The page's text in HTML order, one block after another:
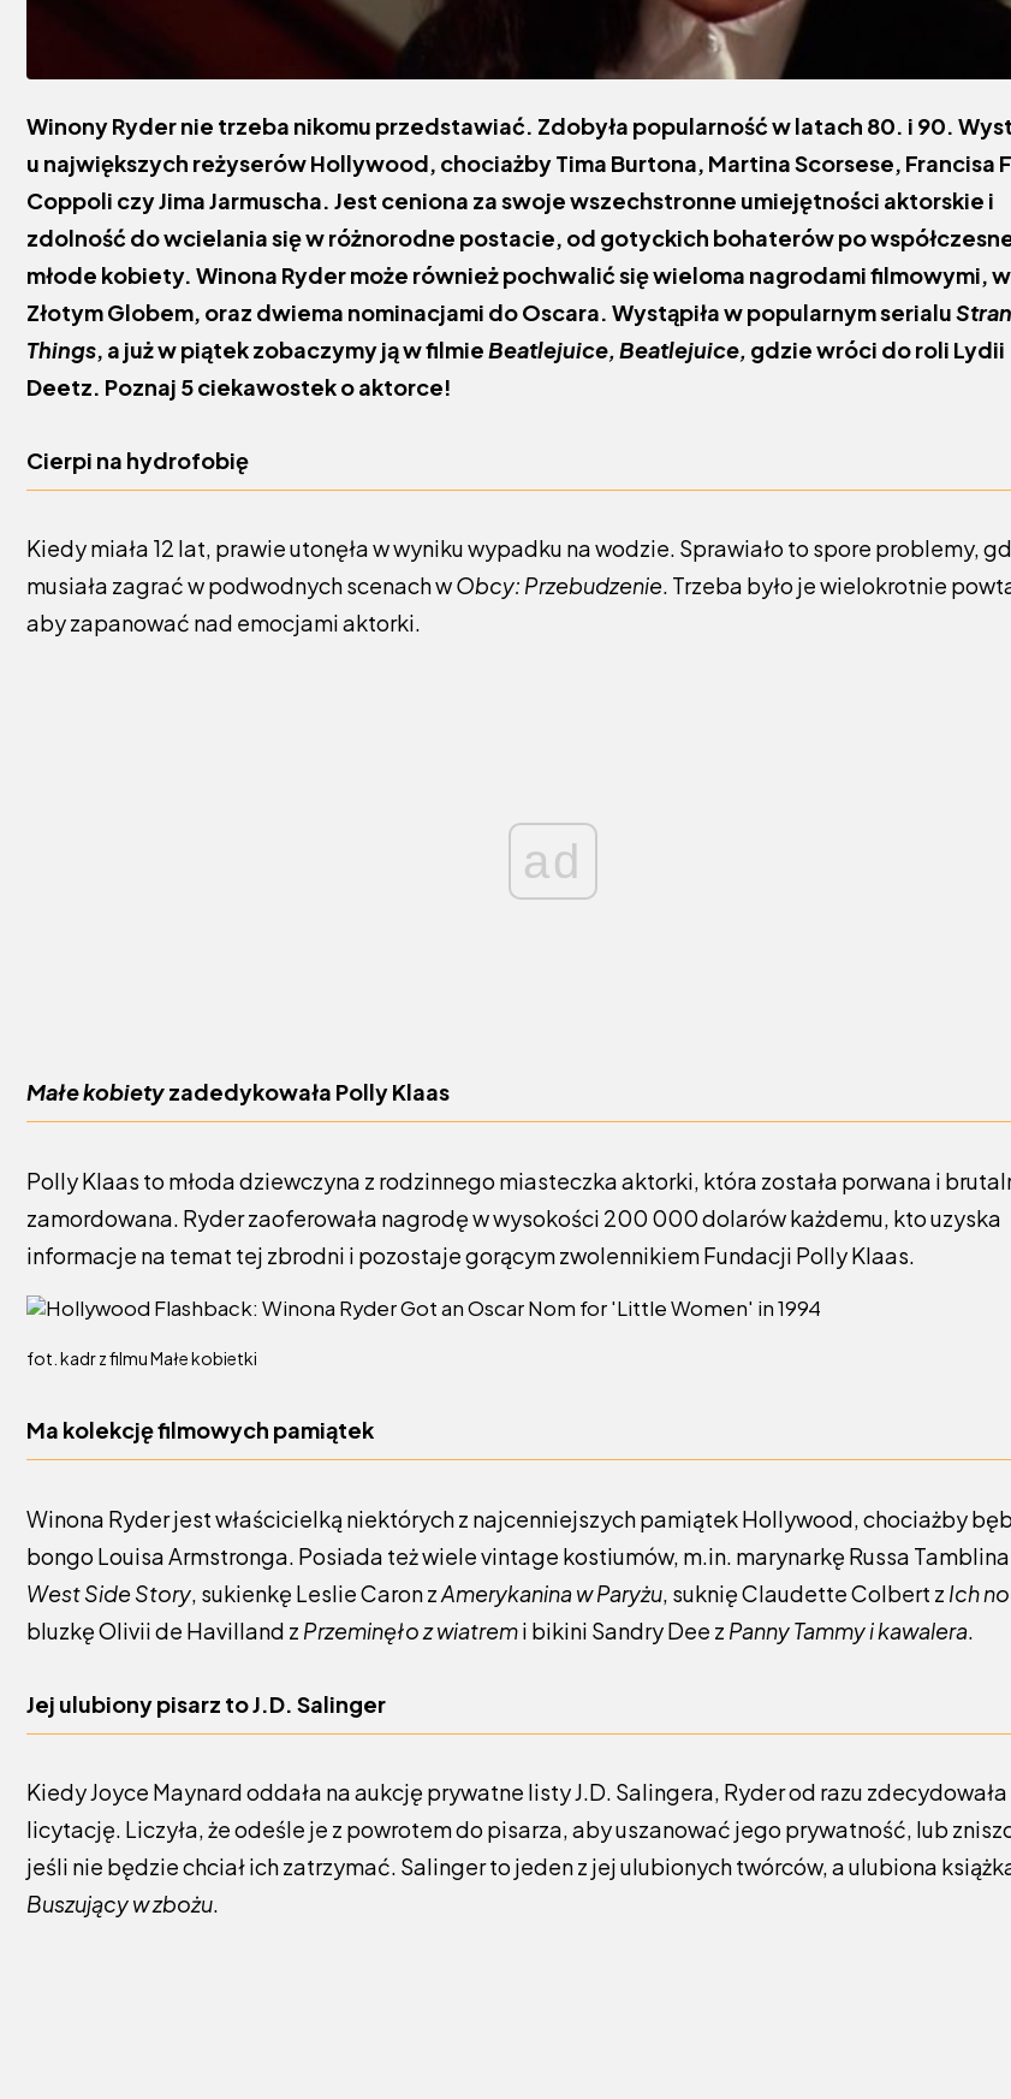
Winony Ryder nie trzeba nikomu przedstawiać. Zdobyła popularność w latach 80. i 90.
u największych reżyserów Hollywood, chociażby Tima Burtona, Martina Scorsese, Francisa
Coppoli czy Jima Jarmuscha. Jest ceniona za swoje wszechstronne umiejętności aktorskie i
zdolność do wcielania się w różnorodne postacie, od gotyckich bohaterów po
młode kobiety. Winona Ryder może również pochwalić się wieloma nagrodami filmowymi,
Złotym Globem, oraz dwiema nominacjami do Oscara. Wystąpiła w popularnym serialu
Things, a już w piątek zobaczymy ją w filmieBeatlejuice, Beatlejuice, gdzie wróci do roli Lydii
Deetz. Poznaj 5 ciekawostek o aktorce!
Cierpi na hydrofobię
Kiedy miała 12 lat, prawie utonęła w wyniku wypadku na wodzie. Sprawiało to spore problemy,
musiała zagrać w podwodnych scenach wObcy: Przebudzenie. Trzeba było je wielokrotnie
aby zapanować nad emocjami aktorki.
ad
Małe kobietyzadedykowała Polly Klaas
Polly Klaas to młoda dziewczyna z rodzinnego miasteczka aktorki, która została porwana i
zamordowana. Ryder zaoferowała nagrodę w wysokości 200 000 dolarów każdemu, kto uzyska
informacje na temat tej zbrodni i pozostaje gorącym zwolennikiem Fundacji Polly Klaas.
fot. kadr z filmu Małe kobietki
Ma kolekcję filmowych pamiątek
Winona Ryder jest właścicielką niektórych z najcenniejszych pamiątek Hollywood, chociażby
bongo Louisa Armstronga. Posiada też wiele vintage kostiumów, m.in. marynarkę Russa Tamblina
West Side Story, sukienkę Leslie Caron zAmerykanina w Paryżu, suknię Claudette Colbert z Ich
bluzkę Olivii de Havilland z Przeminęło z wiatremi bikini Sandry Dee z Panny Tammy i kawalera.
Jej ulubiony pisarz to J.D. Salinger
Kiedy Joyce Maynard oddała na aukcję prywatne listy J.D. Salingera, Ryder od razu zdecydowała
licytację. Liczyła, że odeśle je z powrotem do pisarza, aby uszanować jego prywatność, lub
jeśli nie będzie chciał ich zatrzymać. Salinger to jeden z jej ulubionych twórców, a ulubiona
Buszujący w zbożu.